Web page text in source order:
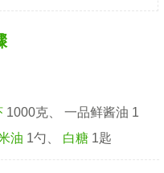
1000克、 一品鲜酱油 1
油 1勺、 白糖 1匙